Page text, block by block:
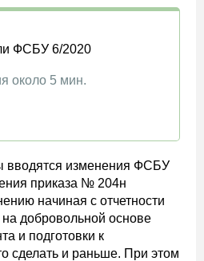
ФСБУ 6/2020
около 5 мин.
вводятся изменения ФСБУ
приказа № 204н
начиная с отчетности
добровольной основе
и подготовки к
сделать и раньше. При этом